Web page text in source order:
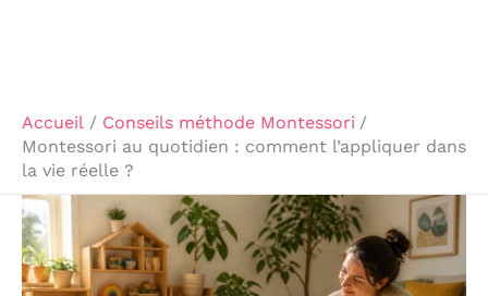
Accueil
Conseils méthode Montessori
Montessori au quotidien : comment l’appliquer dans
la vie réelle ?